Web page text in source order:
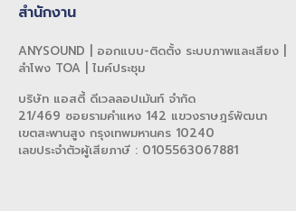
สำนักงาน
ANYSOUND | ออกแบบ-ติดตั้ง ระบบภาพและเสียง |
ลำโพง TOA | ไมค์ประชุม
บริษัท แอสตี้ ดีเวลลอปเม้นท์ จำกัด
21/469 ซอยรามคำแหง 142 แขวงราษฎร์พัฒนา
เขตสะพานสูง กรุงเทพมหานคร 10240
เลขประจำตัวผู้เสียภาษี : 0105563067881